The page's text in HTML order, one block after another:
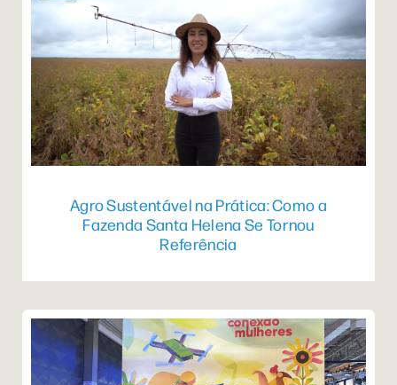
Agro Sustentável na Prática: Como a
Fazenda Santa Helena Se Tornou
Referência